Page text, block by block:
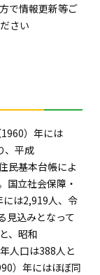
で情報更新等ご
さい
）年には
、平成
民基本台帳によ
国立社会保障・
には2,919人、令
見込みとなって
、昭和
人口は388人と
）年にはほぼ同